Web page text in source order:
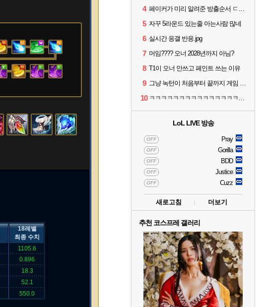
18레벨
최종 수치
1105.6
0.896
18.3
52.1
550.0
4 페이커가 미리 알려준 방출순서 ㄷㄷㄷㄷ
5 자꾸 5라운드 있는줄 아는사람 많네
6 실시간 응갤 반응.jpg
7 머임???? 오너 2028년까지 아님?
8 T1이 오너 안쓰고 페인트 쓰는 이유
9 그냥 녹턴이 처음부터 끝까지 게임 지게 굴려줬는데
10 ㅋㅋㅋㅋㅋㅋㅋㅋㅋㅋㅋㅋㅋㅋㅋㅋㅋㅋ
LoL LIVE 방송
OFF Pray
OFF Gorilla
OFF BDD
OFF Justice
OFF Cuzz
새로고침 더보기
추천 코스프레 갤러리